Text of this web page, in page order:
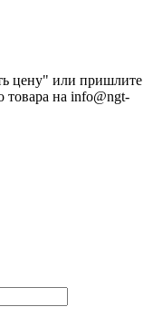
цену" или пришлите
товара на info@ngt-